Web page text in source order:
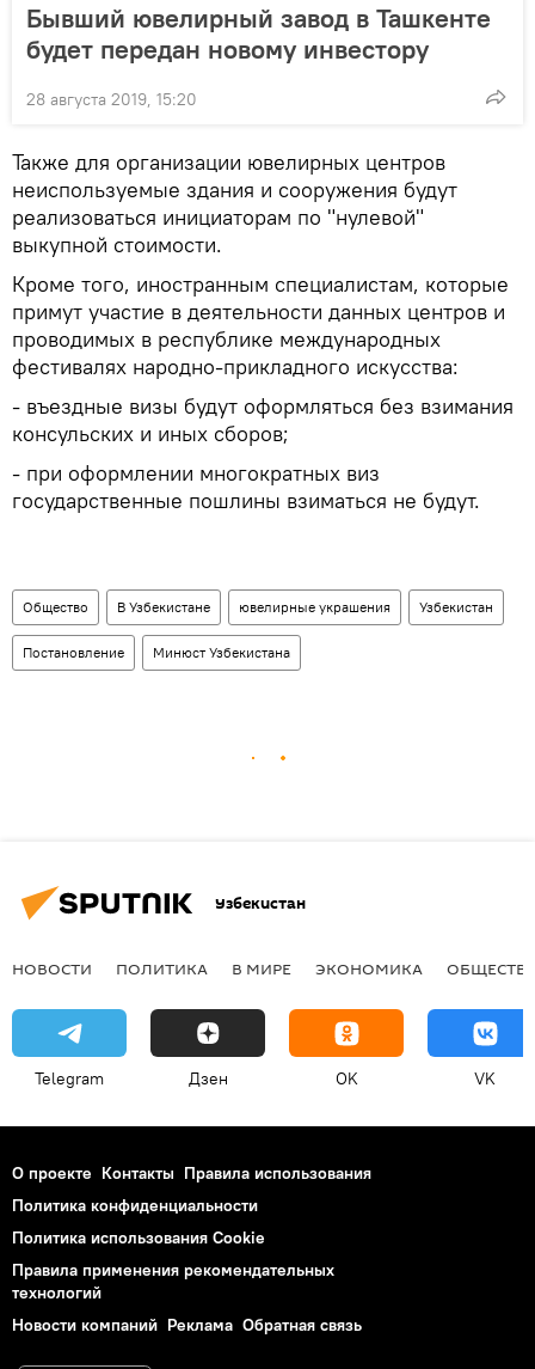
Бывший ювелирный завод в Ташкенте
будет передан новому инвестору
28 августа 2019, 15:20
Также для организации ювелирных центров
неиспользуемые здания и сооружения будут
реализоваться инициаторам по "нулевой"
выкупной стоимости.
Кроме того, иностранным специалистам, которые
примут участие в деятельности данных центров и
проводимых в республике международных
фестивалях народно-прикладного искусства:
- въездные визы будут оформляться без взимания
консульских и иных сборов;
- при оформлении многократных виз
государственные пошлины взиматься не будут.
Общество В Узбекистане ювелирные украшения Узбекистан
Постановление Минюст Узбекистана
Узбекистан
НОВОСТИ ПОЛИТИКА В МИРЕ ЭКОНОМИКА
Telegram Дзен OK VK
О проекте Контакты Правила использования
Политика конфиденциальности
Политика использования Cookie
Правила применения рекомендательных
технологий
Новости компаний Реклама Обратная связь